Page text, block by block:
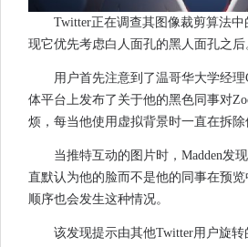
Twitter正在调查其图像裁剪算法
现它优先考虑白人面孔的黑人面孔之后
用户首先注意到了温哥华大学经理
体平台上发布了关于他的黑色同事对
烦，每当他使用虚拟背景时一直在拆除
当推特互动的图片时，Madden发
直默认为他的脸而不是他的同事在预
顺序也会发生这种情况。
该发现提示由其他Twitter用户旋